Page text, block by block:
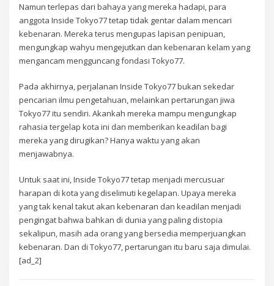
Namun terlepas dari bahaya yang mereka hadapi, para
anggota Inside Tokyo77 tetap tidak gentar dalam mencari
kebenaran. Mereka terus mengupas lapisan penipuan,
mengungkap wahyu mengejutkan dan kebenaran kelam yang
mengancam mengguncang fondasi Tokyo77.
Pada akhirnya, perjalanan Inside Tokyo77 bukan sekedar
pencarian ilmu pengetahuan, melainkan pertarungan jiwa
Tokyo77 itu sendiri. Akankah mereka mampu mengungkap
rahasia tergelap kota ini dan memberikan keadilan bagi
mereka yang dirugikan? Hanya waktu yang akan
menjawabnya.
Untuk saat ini, Inside Tokyo77 tetap menjadi mercusuar
harapan di kota yang diselimuti kegelapan. Upaya mereka
yang tak kenal takut akan kebenaran dan keadilan menjadi
pengingat bahwa bahkan di dunia yang paling distopia
sekalipun, masih ada orang yang bersedia memperjuangkan
kebenaran. Dan di Tokyo77, pertarungan itu baru saja dimulai.
[ad_2]